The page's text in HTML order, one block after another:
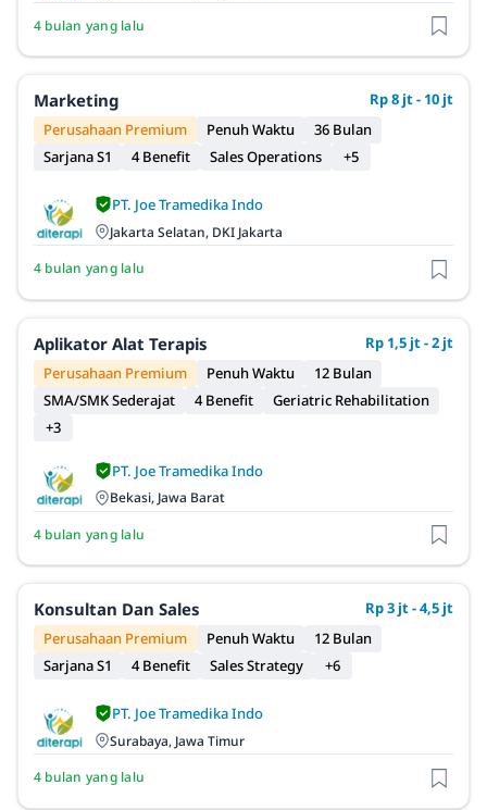
4 bulan yang lalu
Marketing
Rp 8 jt - 10 jt
Perusahaan Premium
Penuh Waktu
36 Bulan
Sarjana S1
4 Benefit Sales Operations +5
PT. Joe Tramedika Indo
Jakarta Selatan, DKI Jakarta
4 bulan yang lalu
Aplikator Alat Terapis
Rp 1,5 jt - 2 jt
Perusahaan Premium
Penuh Waktu
12 Bulan
SMA/SMK Sederajat
4 Benefit
Geriatric Rehabilitation
+3
PT. Joe Tramedika Indo
Bekasi, Jawa Barat
4 bulan yang lalu
Konsultan Dan Sales
Rp 3 jt - 4,5 jt
Perusahaan Premium
Penuh Waktu
12 Bulan
Sarjana S1
4 Benefit Sales Strategy +6
PT. Joe Tramedika Indo
Surabaya, Jawa Timur
4 bulan yang lalu